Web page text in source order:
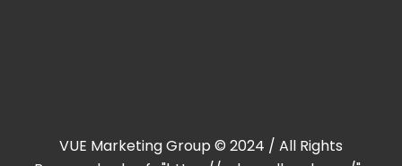
VUE Marketing Group © 2024 / All Rights